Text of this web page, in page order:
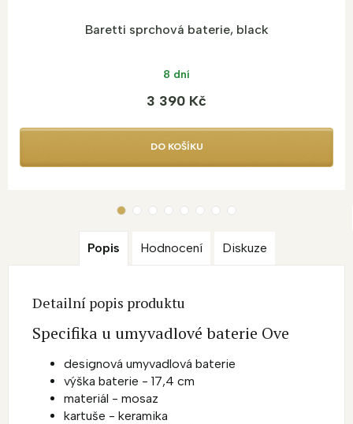
Baretti sprchová baterie, black
8 dní
3 390 Kč
DO KOŠÍKU
Popis Hodnocení Diskuze
Detailní popis produktu
Specifika u umyvadlové baterie Ove
designová umyvadlová baterie
výška baterie - 17,4 cm
materiál - mosaz
kartuše - keramika